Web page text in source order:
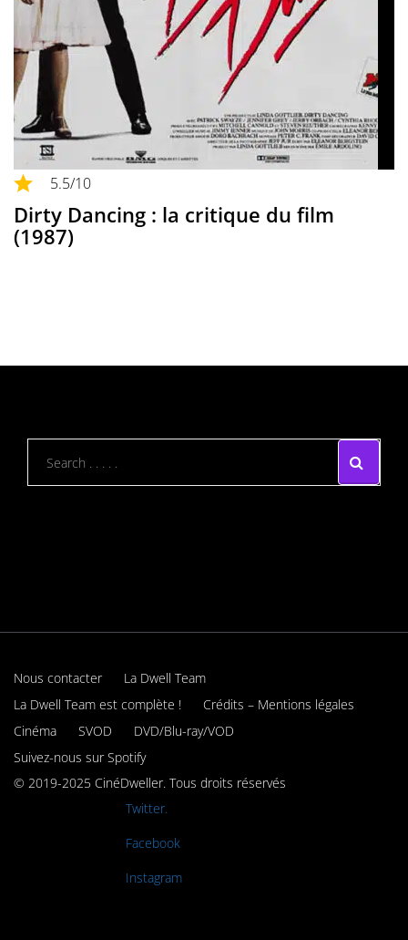
5.5/10
Dirty Dancing : la critique du film
(1987)
Nous contacter
La Dwell Team
La Dwell Team est complète !
Crédits – Mentions légales
Cinéma
SVOD
DVD/Blu-ray/VOD
Suivez-nous sur Spotify
© 2019-2025 CinéDweller. Tous droits réservés
Twitter.
Facebook
Instagram